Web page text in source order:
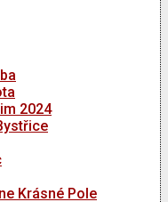
2024
Krásné Pole